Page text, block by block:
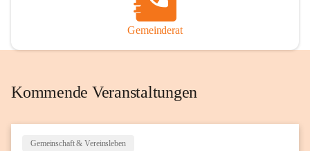
Gemeinderat
Kommende Veranstaltungen
Gemeinschaft & Vereinsleben